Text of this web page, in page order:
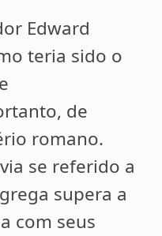
Edward
teria sido o
de
romano.
se referido a
supera a
com seus